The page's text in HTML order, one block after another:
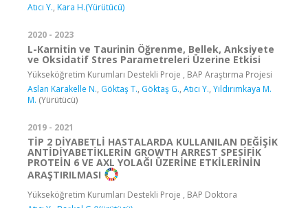
Atıcı Y., Kara H.(Yürütücü)
2020 - 2023
L-Karnitin ve Taurinin Öğrenme, Bellek, Anksiyete
ve Oksidatif Stres Parametreleri Üzerine Etkisi
Yükseköğretim Kurumları Destekli Proje , BAP Araştırma Projesi
Aslan Karakelle N., Göktaş T., Göktaş G., Atıcı Y., Yıldırımkaya M.
M. (Yürütücü)
2019 - 2021
TİP 2 DİYABETLİ HASTALARDA KULLANILAN DEĞİŞİK
ANTİDİYABETİKLERİN GROWTH ARREST SPESİFİK
PROTEİN 6 VE AXL YOLAĞI ÜZERİNE ETKİLERİNİN
ARAŞTIRILMASI
Yükseköğretim Kurumları Destekli Proje , BAP Doktora